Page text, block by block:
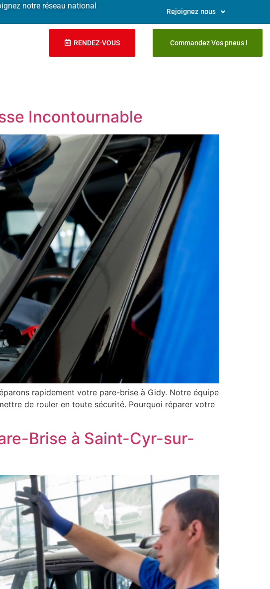
notre réseau national
Rejoignez nous
RENDEZ-VOUS Commandez Vos pneus !
Incontournable
rapidement votre pare-brise à Gidy. Notre équipe
de rouler en toute sécurité. Pourquoi réparer votre
Brise à Saint-Cyr-sur-